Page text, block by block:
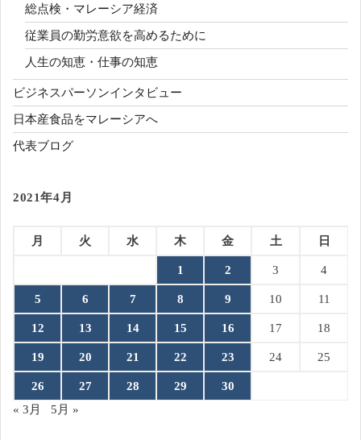
総点検・マレーシア経済
従業員の勤労意欲を高めるために
人生の知恵・仕事の知恵
ビジネスパーソンインタビュー
日本産食品をマレーシアへ
代表ブログ
2021年4月
月 火 水 木 金 土 日
1 2 3 4
5 6 7 8 9 10 11
12 13 14 15 16 17 18
19 20 21 22 23 24 25
26 27 28 29
30
« 3月
5月 »